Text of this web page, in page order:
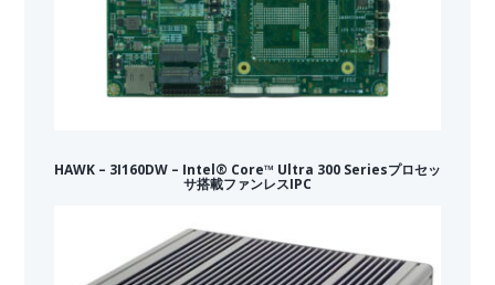
HAWK – 3I160DW – Intel® Core™ Ultra 300 Seriesプロセッ
サ搭載ファンレスIPC